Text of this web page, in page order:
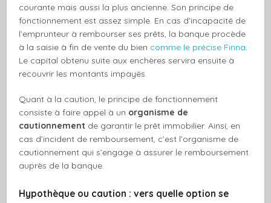
courante mais aussi la plus ancienne. Son principe de
fonctionnement est assez simple. En cas d’incapacité de
l’emprunteur à rembourser ses prêts, la banque procède
à la saisie à fin de vente du bien comme le précise Finna.
Le capital obtenu suite aux enchères servira ensuite à
recouvrir les montants impayés.
Quant à la caution, le principe de fonctionnement
consiste à faire appel à un organisme de
cautionnement de garantir le prêt immobilier. Ainsi, en
cas d’incident de remboursement, c’est l’organisme de
cautionnement qui s’engage à assurer le remboursement
auprès de la banque.
Hypothèque ou caution : vers quelle option se